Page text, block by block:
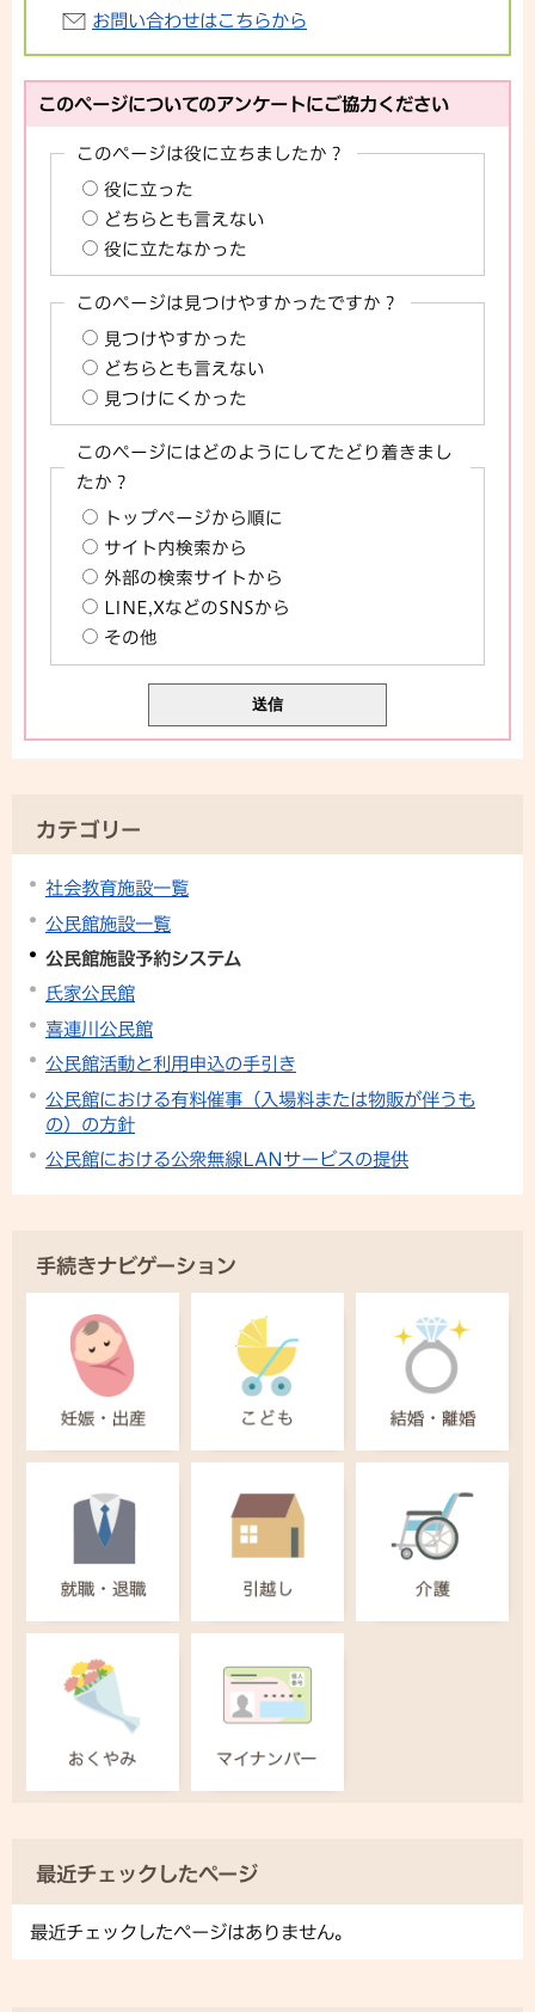
お問い合わせはこちらから
このページについてのアンケートにご協力ください
このページは役に立ちましたか？
役に立った
どちらとも言えない
役に立たなかった
このページは見つけやすかったですか？
見つけやすかった
どちらとも言えない
見つけにくかった
このページにはどのようにしてたどり着きまし
たか？
トップページから順に
サイト内検索から
外部の検索サイトから
LINE,XなどのSNSから
その他
カテゴリー
社会教育施設一覧
公民館施設一覧
公民館施設予約システム
氏家公民館
喜連川公民館
公民館活動と利用申込の手引き
公民館における有料催事（入場料または物販が伴うも
の）の方針
公民館における公衆無線LANサービスの提供
手続きナビゲーション
最近チェックしたページ
最近チェックしたページはありません。